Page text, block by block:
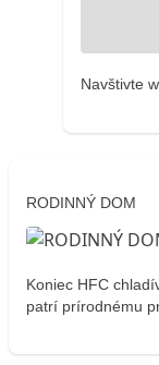
Navštivte
RODINNÝ DOM
Koniec HFC
patrí prírodnému